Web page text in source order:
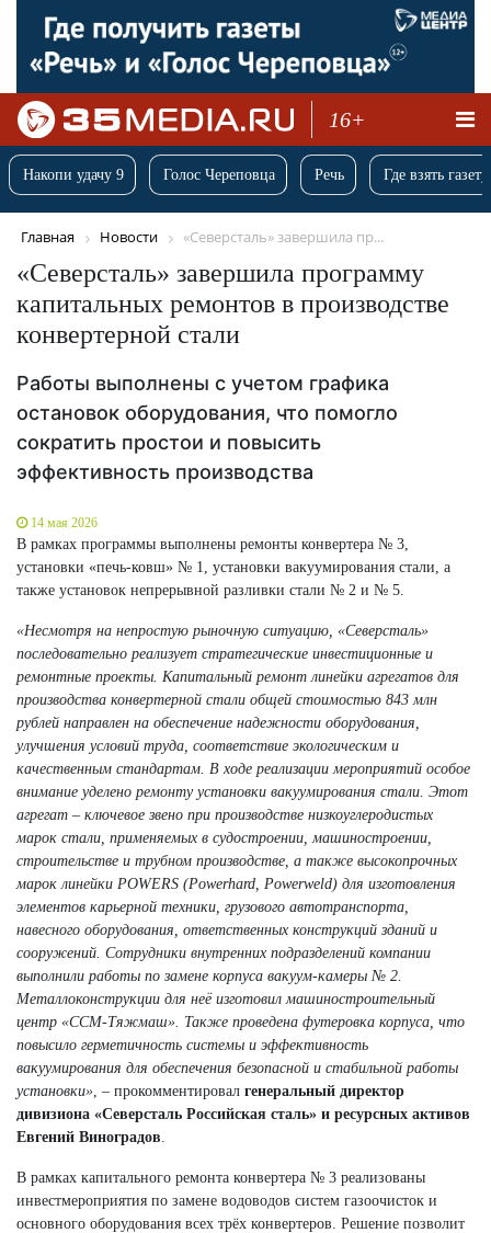
16+
Накопи удачу 9 Голос Череповца Речь Где взять
Главная Новости «Северсталь» завершила пр...
«Северсталь» завершила программу
капитальных ремонтов в производстве
конвертерной стали
Работы выполнены с учетом графика
остановок оборудования, что помогло
сократить простои и повысить
эффективность производства
14 мая 2026
В рамках программы выполнены ремонты конвертера № 3,
установки «печь‑ковш» № 1, установки вакуумирования стали, а
также установок непрерывной разливки стали № 2 и № 5.
«Несмотря на непростую рыночную ситуацию, «Северсталь»
последовательно реализует стратегические инвестиционные и
ремонтные проекты. Капитальный ремонт линейки агрегатов для
производства конвертерной стали общей стоимостью 843 млн
рублей направлен на обеспечение надежности оборудования,
улучшения условий труда, соответствие экологическим и
качественным стандартам. В ходе реализации мероприятий особое
внимание уделено ремонту установки вакуумирования стали. Этот
агрегат – ключевое звено при производстве низкоуглеродистых
марок стали, применяемых в судостроении, машиностроении,
строительстве и трубном производстве, а также высокопрочных
марок линейки POWERS (Powerhard, Powerweld) для изготовления
элементов карьерной техники, грузового автотранспорта,
навесного оборудования, ответственных конструкций зданий и
сооружений. Сотрудники внутренних подразделений компании
выполнили работы по замене корпуса вакуум-камеры № 2.
Металлоконструкции для неё изготовил машиностроительный
центр «ССМ-Тяжмаш». Также проведена футеровка корпуса, что
повысило герметичность системы и эффективность
вакуумирования для обеспечения безопасной и стабильной работы
установки» , – прокомментировал генеральный директор
дивизиона «Северсталь Российская сталь» и ресурсных активов
Евгений Виноградов
В рамках капитального ремонта конвертера № 3 реализованы
инвестмероприятия по замене водоводов систем газоочисток и
основного оборудования всех трёх конвертеров. Решение позволит